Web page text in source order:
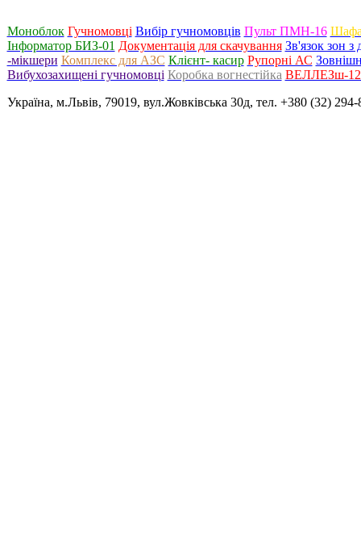
Моноблок Гучномовці Вибір гучномовців Пульт ПМН-16 Шафа
Інформатор БИЗ-01 Документація для скачування Зв'язок зон
-мікшери Комплекс для АЗС Клієнт- касир Рупорні АС
Вибухозахищені гучномовці Коробка вогнестійка ВЕЛЛЕЗш-
Україна, м.Львів, 79019, вул.Жовківська 30д, тел. +380 (32)